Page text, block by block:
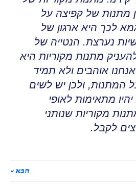
מתנות של קפיצה על
לכך היא ארגון של
נערצת. הנטייה של
להעניק מתנות מקוריות היא
אוהבים ולא תמיד
המתנות, ולכן יש לשים
מתאימות לאופי
מקוריות שנותני
לקבל.
הבא »